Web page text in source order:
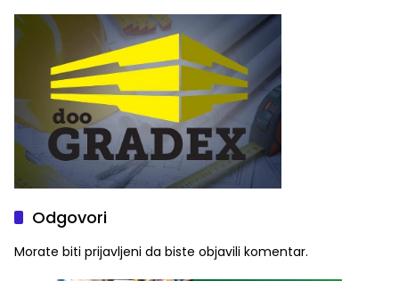
služba građanima
Odgovori
Morate biti prijavljeni da biste objavili komentar.